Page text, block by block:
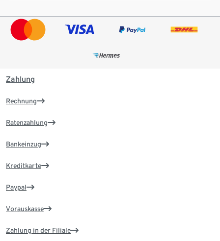
Zahlung
Rechnung
Ratenzahlung
Bankeinzug
Kreditkarte
Paypal
Vorauskasse
Zahlung in der Filiale